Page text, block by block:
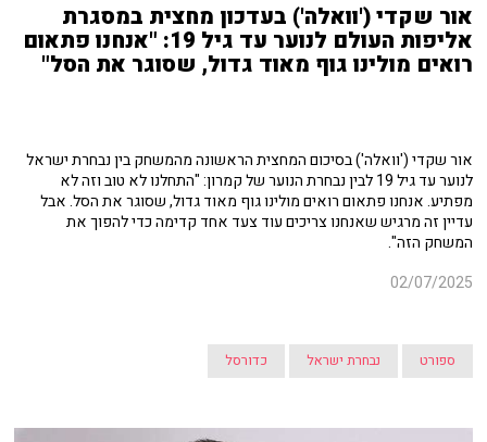
אור שקדי ('וואלה') בעדכון מחצית במסגרת
אליפות העולם לנוער עד גיל 19: "אנחנו פתאום
רואים מולינו גוף מאוד גדול, שסוגר את הסל"
אור שקדי ('וואלה') בסיכום המחצית הראשונה מהמשחק בין נבחרת ישראל
לנוער עד גיל 19 לבין נבחרת הנוער של קמרון: "התחלנו לא טוב וזה לא
מפתיע. אנחנו פתאום רואים מולינו גוף מאוד גדול, שסוגר את הסל. אבל
עדיין זה מרגיש שאנחנו צריכים עוד צעד אחד קדימה כדי להפוך את
המשחק הזה".
02/07/2025
ספורט נבחרת ישראל כדורסל